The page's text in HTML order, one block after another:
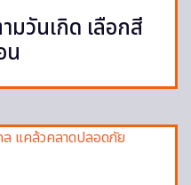
มวันเกิด เลือกสี
น